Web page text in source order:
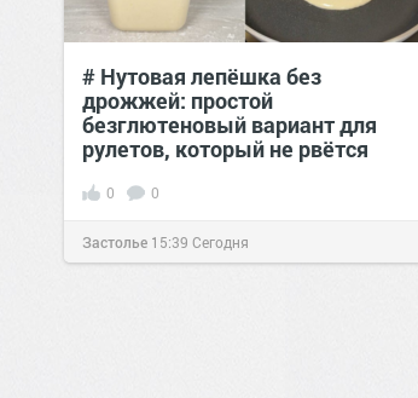
# Нутовая лепёшка без
дрожжей: простой
безглютеновый вариант для
рулетов, который не рвётся
0 0
Застолье 15:39 Сегодня